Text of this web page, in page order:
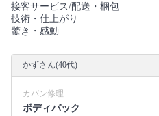
接客サービス/配送・梱包
技術・仕上がり
驚き・感動
かずさん(40代)
カバン修理
ボディバック